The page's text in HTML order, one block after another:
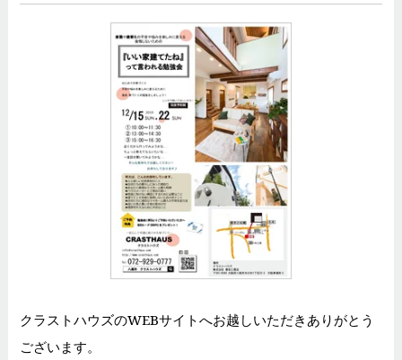
クラストハウズのWEBサイトへお越しいただきありがとう
ございます。